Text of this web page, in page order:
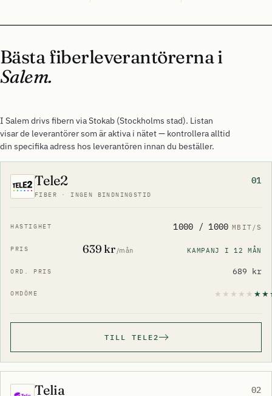
Bästa fiberleverantörerna i
Salem.
I Salem drivs fibern via Stokab (Stockholms stad). Listan
visar de leverantörer som är aktiva i nätet — kontrollera alltid
din specifika adress hos leverantören innan du beställer.
01
Tele2
FIBER · INGEN BINDNINGSTID
1000 / 1000 MBIT/S
639 kr/mån KAMPANJ I 12 MÅN
689 kr
TILL TELE2
02
Telia